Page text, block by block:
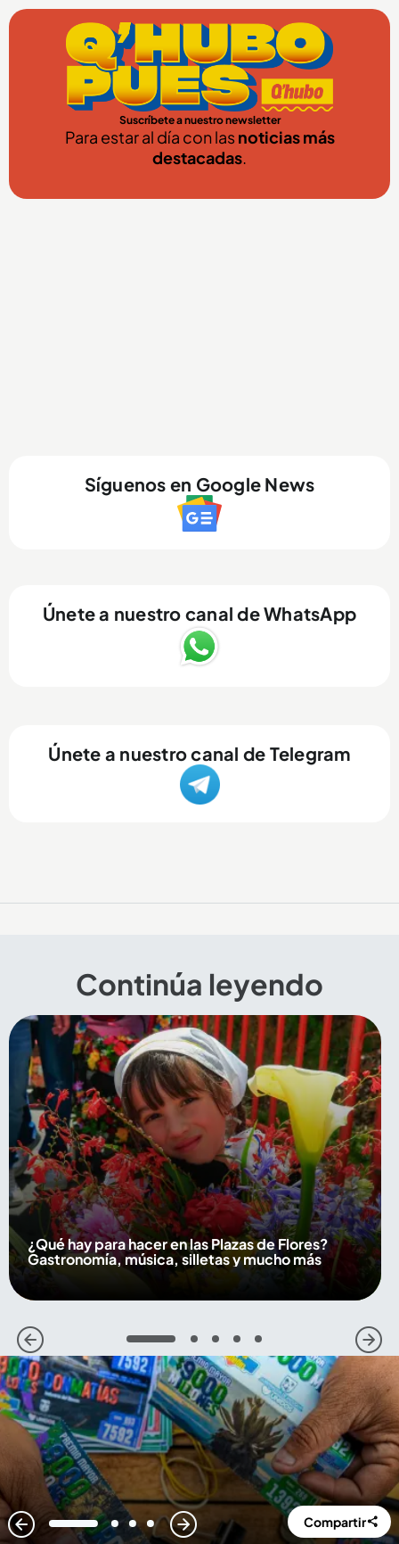
Suscríbete a nuestro newsletter
Para estar al día con lasnoticias más
destacadas.
Síguenos en Google News
Únete a nuestro canal de WhatsApp
Únete a nuestro canal de Telegram
Continúa leyendo
¿Qué hay para hacer en las Plazas de Flores?
Gastronomía, música, silletas y mucho más
1 2 3 4 5
1 2 3 4 Compartir